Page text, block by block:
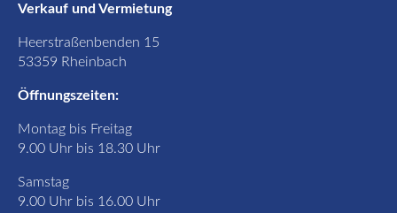
Verkauf und Vermietung
Heerstraßenbenden 15
53359 Rheinbach
Öffnungszeiten:
Montag bis Freitag
9.00 Uhr bis 18.30 Uhr
Samstag
9.00 Uhr bis 16.00 Uhr